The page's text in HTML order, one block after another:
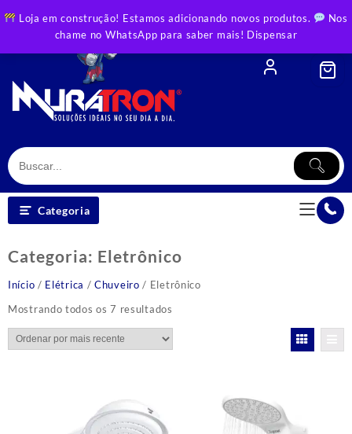
Loja em construção! Estamos adicionando novos produtos.
Nos
chame no WhatsApp para saber mais! Dispensar
to
Categoria
Categoria: Eletrônico
Início / Elétrica /Chuveiro / Eletrônico
Mostrando todos os 7 resultados